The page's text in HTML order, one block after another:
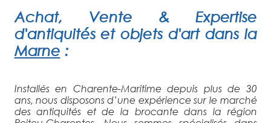
Achat, Vente & Expertise
d'antiquités et objets d'art dans la
Marne :
Installés en Charente-Maritime depuis plus de 30
ans, nous disposons d’une expérience sur le marché
des antiquités et de la brocante dans la région